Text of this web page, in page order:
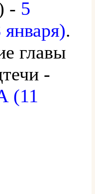
- 5
.
главы
-
(11